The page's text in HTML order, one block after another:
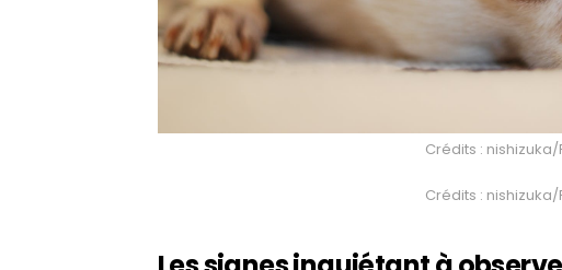
Crédits : nishizuka/
Crédits : nishizuka/